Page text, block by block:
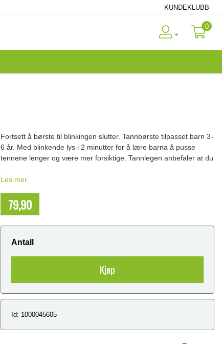
KUNDEKLUBB
0
Fortsett å børste til blinkingen slutter. Tannbørste tilpasset barn 3-
6 år. Med blinkende lys i 2 minutter for å lære barna å pusse
tennene lenger og være mer forsiktige. Tannlegen anbefaler at du
...
Les mer
79,90
Antall
Kjøp
Id: 1000045605